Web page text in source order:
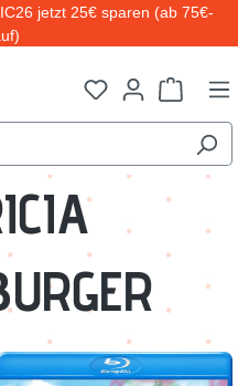
jetzt 25€ sparen (ab 75€-